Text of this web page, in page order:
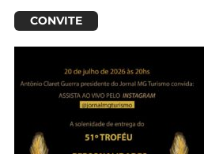
CONVITE